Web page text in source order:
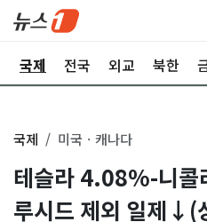
국제 전국 외교 북한
국제 미국ㆍ캐나다
테슬라 4.08%-니
루시드 제외 일제↓(